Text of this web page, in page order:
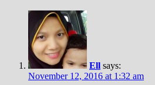
Ell says:
November 12, 2016 at 1:32 am